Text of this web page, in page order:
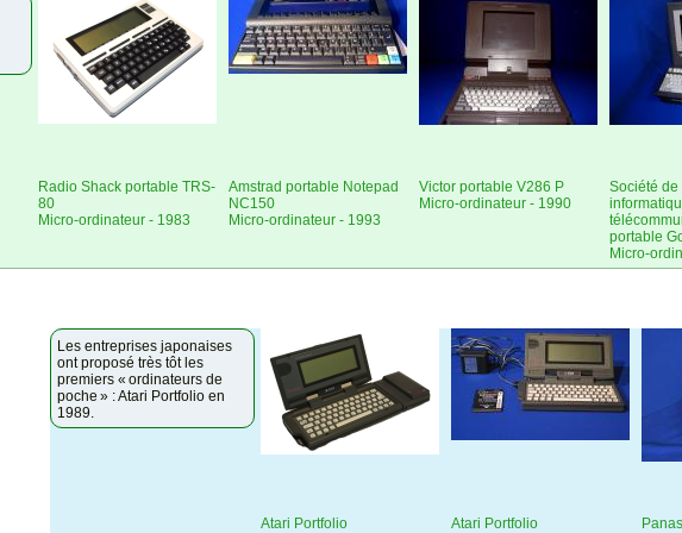
Radio Shack portable TRS-
80
Micro-ordinateur - 1983
Amstrad portable Notepad
NC150
Micro-ordinateur - 1993
Victor portable V286 P
Micro-ordinateur - 1990
Société de
portable
Micro-
Les entreprises japonaises
ont proposé très tôt les
premiers « ordinateurs de
poche » : Atari Portfolio en
1989.
Atari Portfolio
Atari Portfolio